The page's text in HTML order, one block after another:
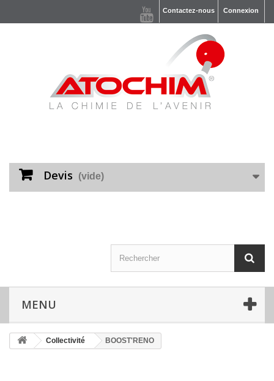
Connexion
Contactez-nous
Devis (vide)
MENU
Collectivité BOOST'RENO